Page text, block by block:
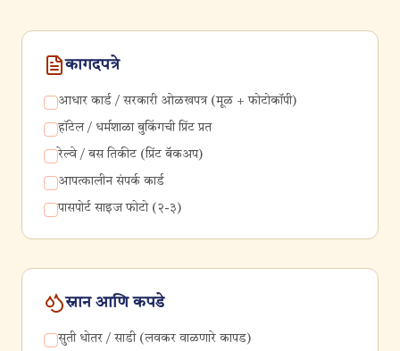
कागदपत्रे
आधार कार्ड / सरकारी ओळखपत्र (मूळ + फोटोकॉपी)
हॉटेल / धर्मशाळा बुकिंगची प्रिंट प्रत
रेल्वे / बस तिकीट (प्रिंट बॅकअप)
आपत्कालीन संपर्क कार्ड
पासपोर्ट साइज फोटो (२-३)
स्नान आणि कपडे
सुती धोतर / साडी (लवकर वाळणारे कापड)